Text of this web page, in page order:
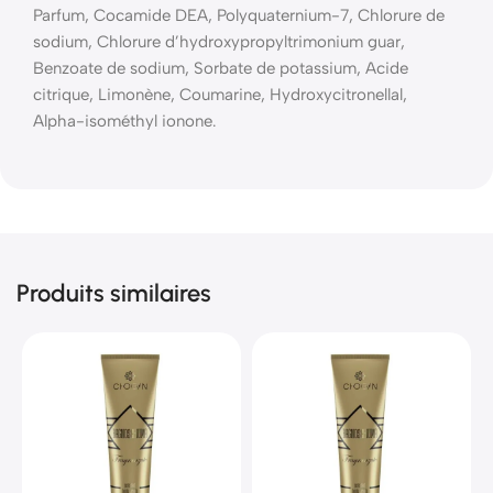
Parfum, Cocamide DEA, Polyquaternium-7, Chlorure de
sodium, Chlorure d’hydroxypropyltrimonium guar,
Benzoate de sodium, Sorbate de potassium, Acide
citrique, Limonène, Coumarine, Hydroxycitronellal,
Alpha-isométhyl ionone.
Produits similaires